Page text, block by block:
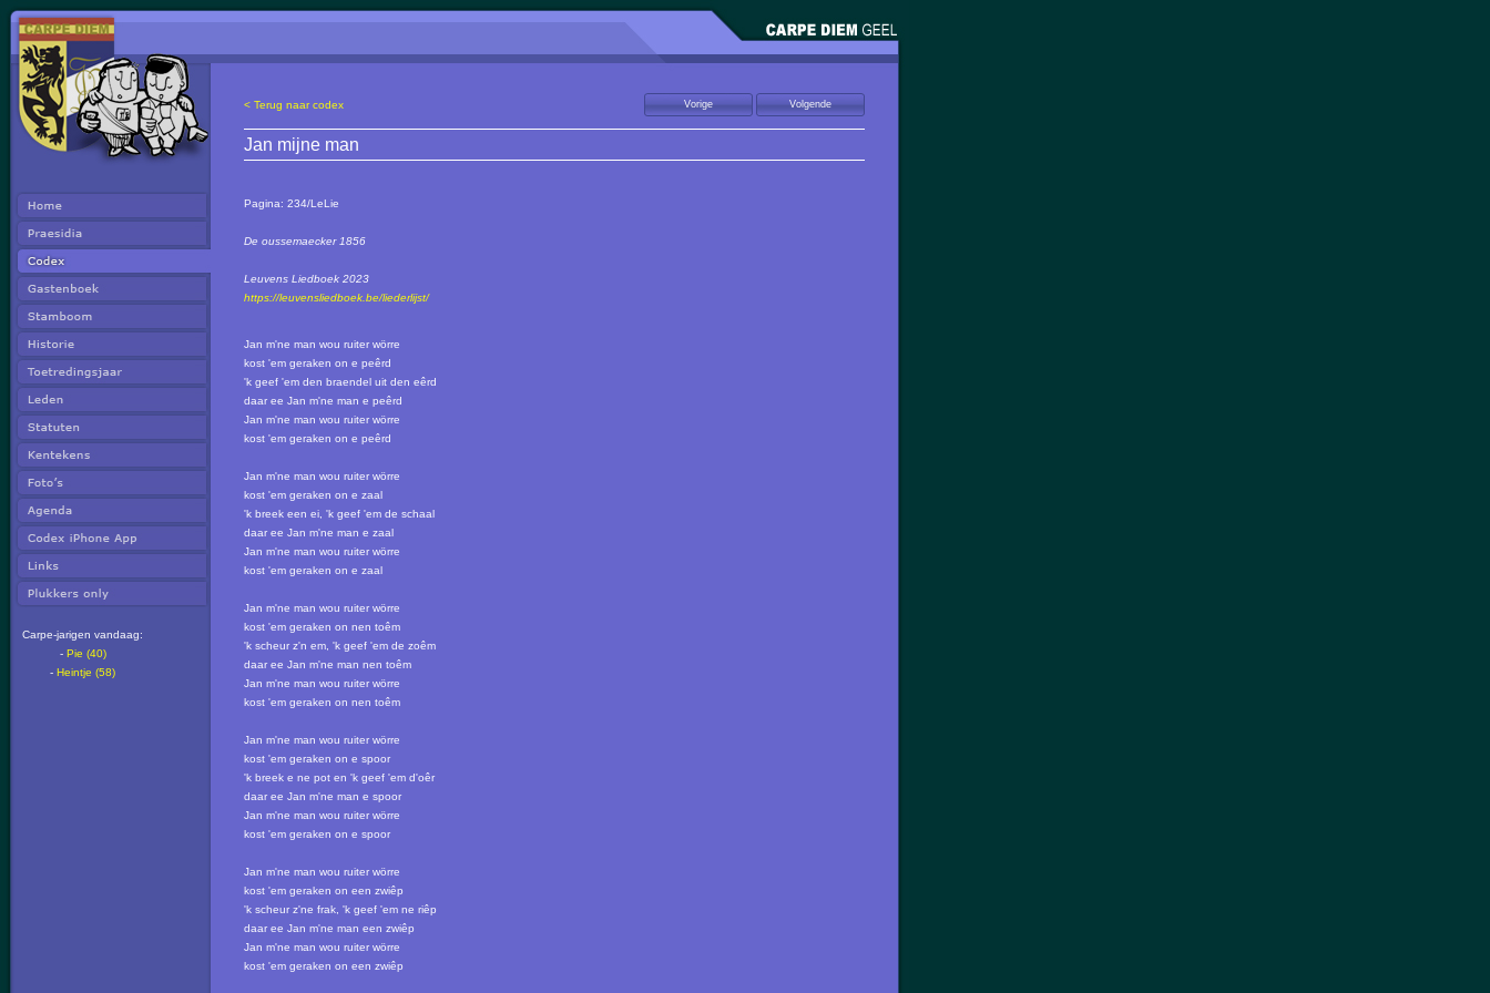
Carpe-jarigen vandaag:
- Pie (40)
- Heintje (58)
< Terug naar codex
Jan mijne man
Pagina: 234/LeLie
De oussemaecker 1856
Leuvens Liedboek 2023
https://leuvensliedboek.be/liederlijst/
Jan m'ne man wou ruiter wörre
kost 'em geraken on e peêrd
'k geef 'em den braendel uit den eêrd
daar ee Jan m'ne man e peêrd
Jan m'ne man wou ruiter wörre
kost 'em geraken on e peêrd
Jan m'ne man wou ruiter wörre
kost 'em geraken on e zaal
'k breek een ei, 'k geef 'em de schaal
daar ee Jan m'ne man e zaal
Jan m'ne man wou ruiter wörre
kost 'em geraken on e zaal
Jan m'ne man wou ruiter wörre
kost 'em geraken on nen toêm
'k scheur z'n em, 'k geef 'em de zoêm
daar ee Jan m'ne man nen toêm
Jan m'ne man wou ruiter wörre
kost 'em geraken on nen toêm
Jan m'ne man wou ruiter wörre
kost 'em geraken on e spoor
'k breek e ne pot en 'k geef 'em d'oêr
daar ee Jan m'ne man e spoor
Jan m'ne man wou ruiter wörre
kost 'em geraken on e spoor
Jan m'ne man wou ruiter wörre
kost 'em geraken on een zwiêp
'k scheur z'ne frak, 'k geef 'em ne riêp
daar ee Jan m'ne man een zwiêp
Jan m'ne man wou ruiter wörre
kost 'em geraken on een zwiêp